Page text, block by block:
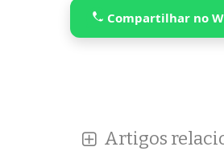
Compartilhar no
Artigos